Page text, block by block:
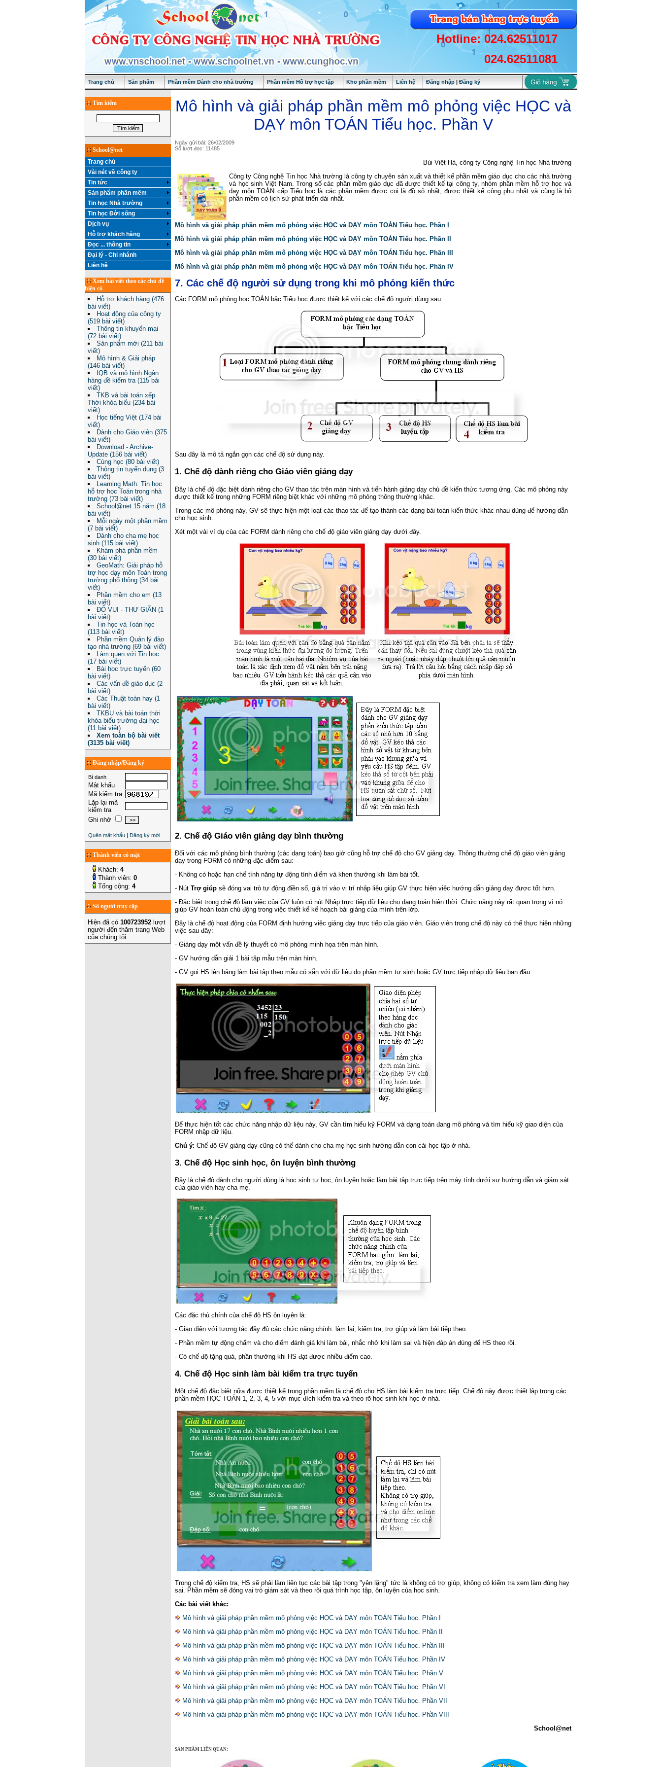
Hotline: 024.62511017
024.62511081
Trang chủ Sản phẩm Phần mềm Dành cho nhà trường Phần mềm Hỗ trợ học tập Kho phần mềm Liên hệ Đăng nhập | Đăng ký
Tìm kiếm
School@net
Trang chủ
Vài nét về công ty
Tin tức
Sản phẩm phần mềm
Tin học Nhà trường
Tin học Đời sống
Dịch vụ
Hỗ trợ khách hàng
Đọc ... thông tin
Đại lý - Chi nhánh
Liên hệ
Xem bài viết theo các chủ đề
hiện có
Hỗ trợ khách hàng (476
bài viết)
Hoạt động của công ty
(519 bài viết)
Thông tin khuyến mại
(72 bài viết)
Sản phẩm mới (211 bài
viết)
Mô hình & Giải pháp
(146 bài viết)
IQB và mô hình Ngân
hàng đề kiểm tra (115 bài
viết)
TKB và bài toán xếp
Thời khóa biểu (234 bài
viết)
Học tiếng Việt (174 bài
viết)
Dành cho Giáo viên (375
bài viết)
Download - Archive-
Update (156 bài viết)
Cùng học (80 bài viết)
Thông tin tuyển dụng (3
bài viết)
Learning Math: Tin học
hỗ trợ học Toán trong nhà
trường (73 bài viết)
School@net 15 năm (18
bài viết)
Mỗi ngày một phần mềm
(7 bài viết)
Dành cho cha mẹ học
sinh (115 bài viết)
Khám phá phần mềm
(30 bài viết)
GeoMath: Giải pháp hỗ
trợ học dạy môn Toán trong
trường phổ thông (34 bài
viết)
Phần mềm cho em (13
bài viết)
ĐỐ VUI - THƯ GIÃN (1
bài viết)
Tin học và Toán học
(113 bài viết)
Phần mềm Quản lý đào
tạo nhà trường (69 bài viết)
Làm quen với Tin học
(17 bài viết)
Bài học trực tuyến (60
bài viết)
Các vấn đề giáo dục (2
bài viết)
Các Thuật toán hay (1
bài viết)
TKBU và bài toán thời
khóa biểu trường đại học
(11 bài viết)
Xem toàn bộ bài viết
(3135 bài viết)
Đăng nhập/Đăng ký
Bí danh
Mật khẩu
Mã kiểm tra
Lặp lại mã
kiểm tra
Ghi nhớ
Quên mật khẩu | Đăng ký mới
Thành viên có mặt
Khách: 4
Thành viên: 0
Tổng cộng: 4
Số người truy cập
Hiện đã có 100723952 lượt
người đến thăm trang Web
của chúng tôi.
Mô hình và giải pháp phần mềm mô phỏng việc HỌC và
DẠY môn TOÁN Tiểu học. Phần V
Ngày gửi bài: 26/02/2009
Số lượt đọc: 11485
Bùi Việt Hà, công ty Công nghệ Tin học Nhà trường
Công ty Công nghệ Tin học Nhà trường là công ty chuyên sản xuất và thiết kế phần mềm giáo dục cho các nhà trường
và học sinh Việt Nam. Trong số các phần mềm giáo dục đã được thiết kế tại công ty, nhóm phần mềm hỗ trợ học và
dạy môn TOÁN cấp Tiểu học là các phần mềm được coi là đồ sộ nhất, được thiết kế công phu nhất và cũng là bộ
phần mềm có lịch sử phát triển dài nhất.
Mô hình và giải pháp phần mềm mô phỏng việc HỌC và DẠY môn TOÁN Tiểu học. Phần I
Mô hình và giải pháp phần mềm mô phỏng việc HỌC và DẠY môn TOÁN Tiểu học. Phần II
Mô hình và giải pháp phần mềm mô phỏng việc HỌC và DẠY môn TOÁN Tiểu học. Phần III
Mô hình và giải pháp phần mềm mô phỏng việc HỌC và DẠY môn TOÁN Tiểu học. Phần IV
7. Các chế độ người sử dụng trong khi mô phỏng kiến thức
Các FORM mô phỏng học TOÁN bậc Tiểu học được thiết kế với các chế độ người dùng sau:
Sau đây là mô tả ngắn gọn các chế độ sử dụng này.
1. Chế độ dành riêng cho Giáo viên giảng dạy
Đây là chế độ đặc biệt dành riêng cho GV thao tác trên màn hình và tiến hành giảng dạy chủ đề kiến thức tương ứng. Các mô phỏng này
được thiết kế trong những FORM riêng biệt khác với những mô phỏng thông thường khác.
Trong các mô phỏng này, GV sẽ thực hiện một loạt các thao tác để tạo thành các dạng bài toán kiến thức khác nhau dùng để hướng dẫn
cho học sinh.
Xét một vài ví dụ của các FORM dành riêng cho chế độ giáo viên giảng dạy dưới đây.
2. Chế độ Giáo viên giảng dạy bình thường
Đối với các mô phỏng bình thường (các dạng toán) bao giờ cũng hỗ trợ chế độ cho GV giảng dạy. Thông thường chế độ giáo viên giảng
dạy trong FORM có những đặc điểm sau:
- Không có hoặc hạn chế tính năng tự động tính điểm và khen thưởng khi làm bài tốt.
- Nút Trợ giúp sẽ đóng vai trò tự động điền số, giá trị vào vị trí nhập liệu giúp GV thực hiện việc hướng dẫn giảng dạy được tốt hơn.
- Đặc biệt trong chế độ làm việc của GV luôn có nút Nhập trực tiếp dữ liệu cho dạng toán hiện thời. Chức năng này rất quan trọng vì nó
giúp GV hoàn toàn chủ động trong việc thiết kế kế hoạch bài giảng của mình trên lớp.
Đây là chế độ hoạt động của FORM định hướng việc giảng dạy trực tiếp của giáo viên. Giáo viên trong chế độ này có thể thực hiện những
việc sau đây:
- Giảng dạy một vấn đề lý thuyết có mô phỏng minh họa trên màn hình.
- GV hướng dẫn giải 1 bài tập mẫu trên màn hình.
- GV gọi HS lên bảng làm bài tập theo mẫu có sẵn với dữ liệu do phần mềm tự sinh hoặc GV trực tiếp nhập dữ liệu ban đầu.
Để thực hiện tốt các chức năng nhập dữ liệu này, GV cần tìm hiểu kỹ FORM và dạng toán đang mô phỏng và tìm hiểu kỹ giao diện của
FORM nhập dữ liệu.
Chú ý: Chế độ GV giảng dạy cũng có thể dành cho cha mẹ học sinh hướng dẫn con cái học tập ở nhà.
3. Chế độ Học sinh học, ôn luyện bình thường
Đây là chế độ dành cho người dùng là học sinh tự học, ôn luyện hoặc làm bài tập trực tiếp trên máy tính dưới sự hướng dẫn và giám sát
của giáo viên hay cha mẹ.
Các đặc thù chính của chế độ HS ôn luyện là:
- Giao diện với tương tác đầy đủ các chức năng chính: làm lại, kiểm tra, trợ giúp và làm bài tiếp theo.
- Phần mềm tự động chấm và cho điểm đánh giá khi làm bài, nhắc nhở khi làm sai và hiện đáp án đúng để HS theo rõi.
- Có chế độ tặng quà, phần thưởng khi HS đạt được nhiều điểm cao.
4. Chế độ Học sinh làm bài kiểm tra trực tuyến
Một chế độ đặc biệt nữa được thiết kế trong phần mềm là chế độ cho HS làm bài kiểm tra trực tiếp. Chế độ này được thiết lập trong các
phần mềm HỌC TOÁN 1, 2, 3, 4, 5 với mục đích kiểm tra và theo rõ học sinh khi học ở nhà.
Trong chế độ kiểm tra, HS sẽ phải làm liên tục các bài tập trong "yên lặng" tức là không có trợ giúp, không có kiểm tra xem làm đúng hay
sai. Phần mềm sẽ đóng vai trò giám sát và theo rõi quá trình học tập, ôn luyện của học sinh.
Các bài viết khác:
Mô hình và giải pháp phần mềm mô phỏng việc HỌC và DẠY môn TOÁN Tiểu học. Phần I
Mô hình và giải pháp phần mềm mô phỏng việc HỌC và DẠY môn TOÁN Tiểu học. Phần II
Mô hình và giải pháp phần mềm mô phỏng việc HỌC và DẠY môn TOÁN Tiểu học. Phần III
Mô hình và giải pháp phần mềm mô phỏng việc HỌC và DẠY môn TOÁN Tiểu học. Phần IV
Mô hình và giải pháp phần mềm mô phỏng việc HỌC và DẠY môn TOÁN Tiểu học. Phần V
Mô hình và giải pháp phần mềm mô phỏng việc HỌC và DẠY môn TOÁN Tiểu học. Phần VI
Mô hình và giải pháp phần mềm mô phỏng việc HỌC và DẠY môn TOÁN Tiểu học. Phần VII
Mô hình và giải pháp phần mềm mô phỏng việc HỌC và DẠY môn TOÁN Tiểu học. Phần VIII
School@net
SẢN PHẨM LIÊN QUAN: